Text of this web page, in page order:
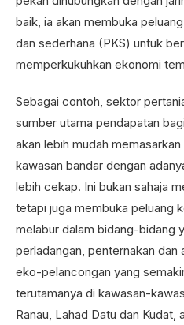
baik, ia akan membuka
dan sederhana (PKS) untuk
memperkukuhkan ekonomi
Sebagai contoh, sektor
sumber utama pendapatan
akan lebih mudah
kawasan bandar dengan
lebih cekap. Ini bukan sahaja
tetapi juga membuka peluang
melabur dalam bidang-bidang
perladangan, penternakan dan
eko-pelancongan yang
terutamanya di kawasan-
Ranau, Lahad Datu dan